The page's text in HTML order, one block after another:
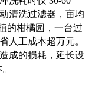
清洗过滤器，亩均
的柑橘园，一台过
人工成本超万元。
成的损耗，延长设